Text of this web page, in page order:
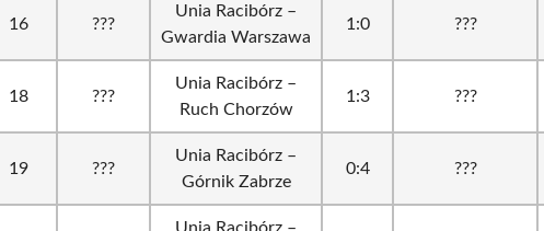
16 ???
Unia Racibórz –
Gwardia Warszawa
1:0 ???
18 ???
Unia Racibórz –
Ruch Chorzów
1:3 ???
19 ???
Unia Racibórz –
Górnik Zabrze
0:4 ???
Unia Racibórz –